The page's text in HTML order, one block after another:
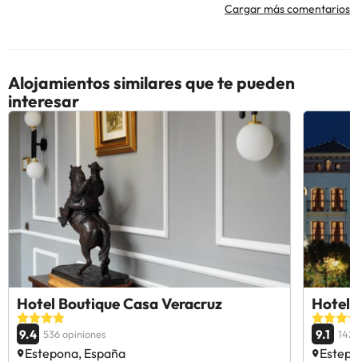
Cargar más comentarios
Alojamientos similares que te pueden
interesar
Hotel Boutique Casa Veracruz
9.4 536 opiniones
Estepona, España
Hotel
9.1